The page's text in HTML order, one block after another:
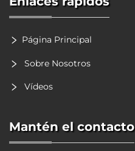
Página Principal
Sobre Nosotros
Vídeos
Mantén el contacto